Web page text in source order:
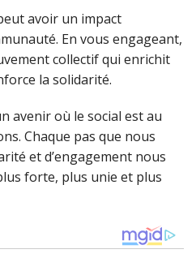
avoir un impact
En vous engageant,
collectif qui enrichit
la solidarité.
avenir où le social est au
Chaque pas que nous
et d’engagement nous
forte, plus unie et plus